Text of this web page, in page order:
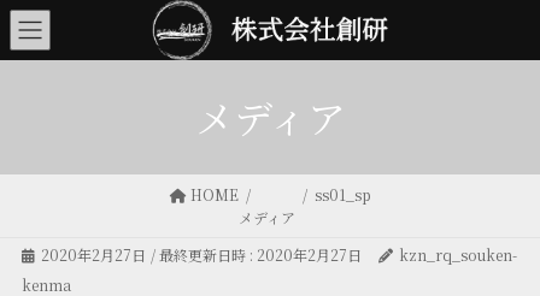
メディア
HOME
メディア
ss01_sp
2020年2月27日 / 最終更新日時 : 2020年2月27日
kzn_rq_souken-
kenma